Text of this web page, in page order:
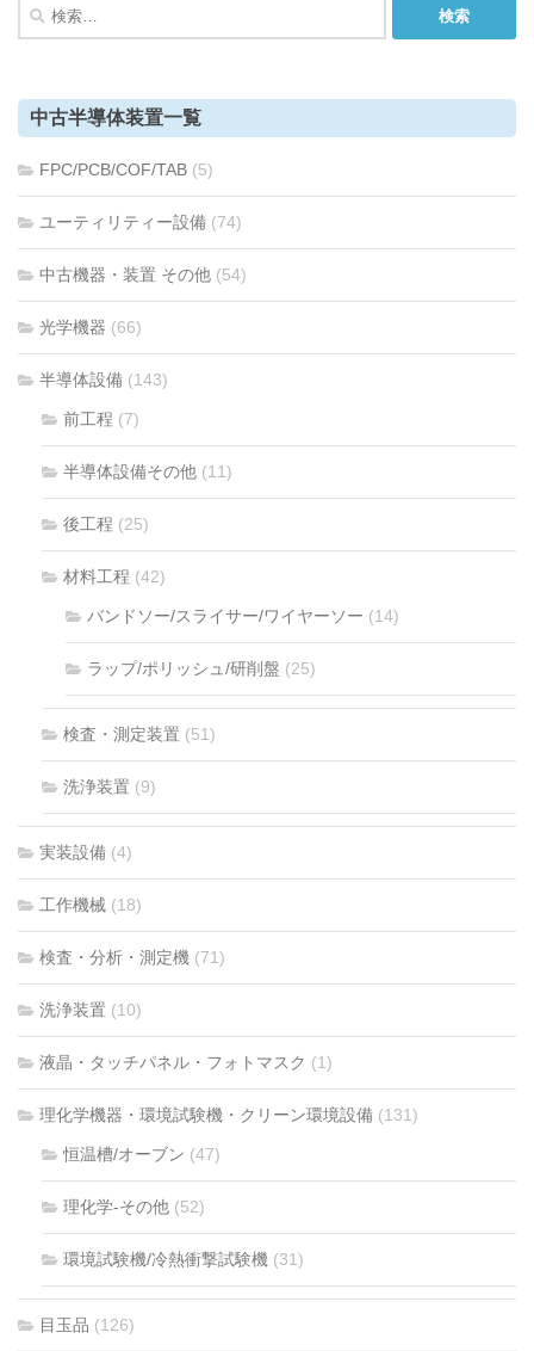
検
中古半導体装置一覧
FPC/PCB/COF/TAB (5)
ユーティリティー設備 (74)
中古機器・装置 その他 (54)
光学機器 (66)
半導体設備 (143)
前工程 (7)
半導体設備その他 (11)
後工程 (25)
材料工程 (42)
バンドソー/スライサー/ワイヤーソー (14)
ラップ/ポリッシュ/研削盤 (25)
検査・測定装置 (51)
洗浄装置 (9)
実装設備 (4)
工作機械 (18)
検査・分析・測定機 (71)
洗浄装置 (10)
液晶・タッチパネル・フォトマスク (1)
理化学機器・環境試験機・クリーン環境設備 (131)
恒温槽/オーブン (47)
理化学-その他 (52)
環境試験機/冷熱衝撃試験機 (31)
目玉品 (126)